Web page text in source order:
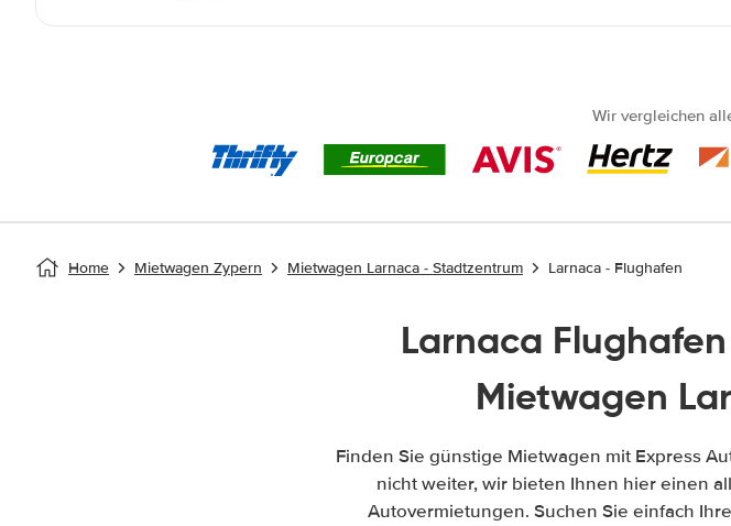
Wir vergleichen
Home Mietwagen Zypern Mietwagen Larnaca - Stadtzentrum Larnaca - Flughafen
Larnaca Flughafen
Mietwagen
Finden Sie günstige Mietwagen mit Express
nicht weiter, wir bieten Ihnen hier einen
Autovermietungen. Suchen Sie einfach